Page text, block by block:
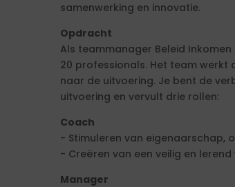
samenwerking en innovatie.
Opdracht
Als teammanager Beleid
20 professionals. Het team werkt
naar de uitvoering. Je bent de
uitvoering en vervult drie rollen:
Coach
- Stimuleren van eigenaarschap,
- Creëren van een veilig en
Manager